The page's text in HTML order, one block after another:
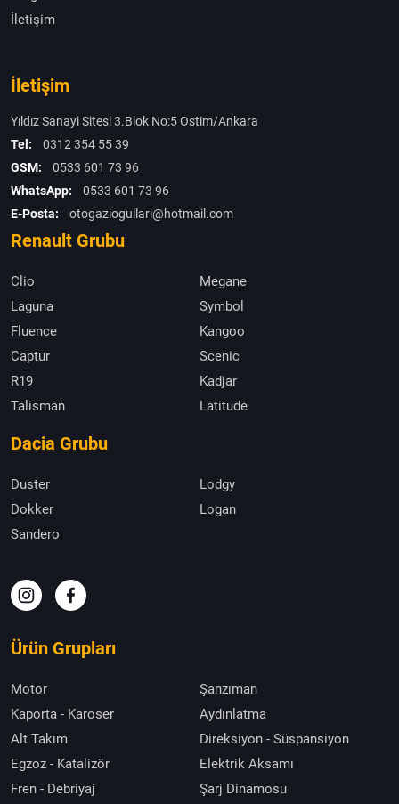
İletişim
İletişim
Yıldız Sanayi Sitesi 3.Blok No:5 Ostim/Ankara
Tel:
0312 354 55 39
GSM:
0533 601 73 96
WhatsApp:
0533 601 73 96
E-Posta:
otogaziogullari@hotmail.com
Renault Grubu
Clio
Megane
Laguna
Symbol
Fluence
Kangoo
Captur
Scenic
R19
Kadjar
Talisman
Latitude
Dacia Grubu
Duster
Lodgy
Dokker
Logan
Sandero
Ürün Grupları
Motor
Şanzıman
Kaporta - Karoser
Aydınlatma
Alt Takım
Direksiyon - Süspansiyon
Egzoz - Katalizör
Elektrik Aksamı
Fren - Debriyaj
Şarj Dinamosu